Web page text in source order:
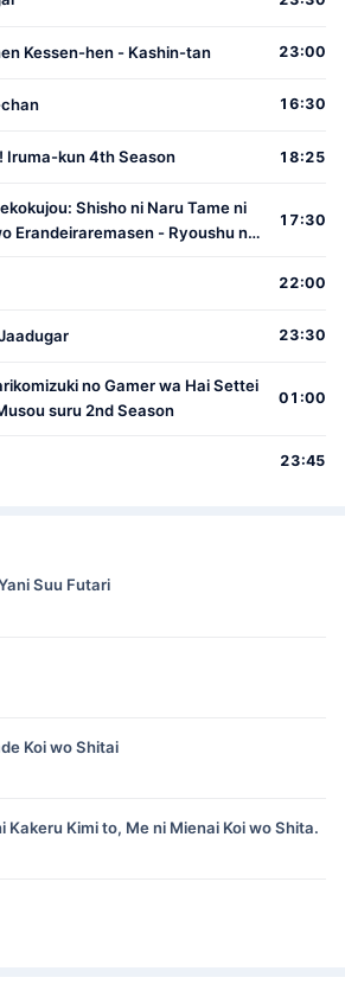
Kessen-hen - Kashin-tan 23:00
16:30
Iruma-kun 4th Season 18:25
Shisho ni Naru Tame ni
Erandeiraremasen - Ryoushu no
17:30
22:00
23:30
no Gamer wa Hai Settei
suru 2nd Season
01:00
23:45
Suu Futari
Koi wo Shitai
Kakeru Kimi to, Me ni Mienai Koi wo Shita.